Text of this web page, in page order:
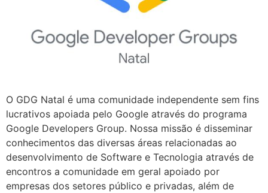
O GDG Natal é uma comunidade independente sem fins
lucrativos apoiada pelo Google através do programa
Google Developers Group. Nossa missão é disseminar
conhecimentos das diversas áreas relacionadas ao
desenvolvimento de Software e Tecnologia através de
encontros a comunidade em geral apoiado por
empresas dos setores público e privadas, além de